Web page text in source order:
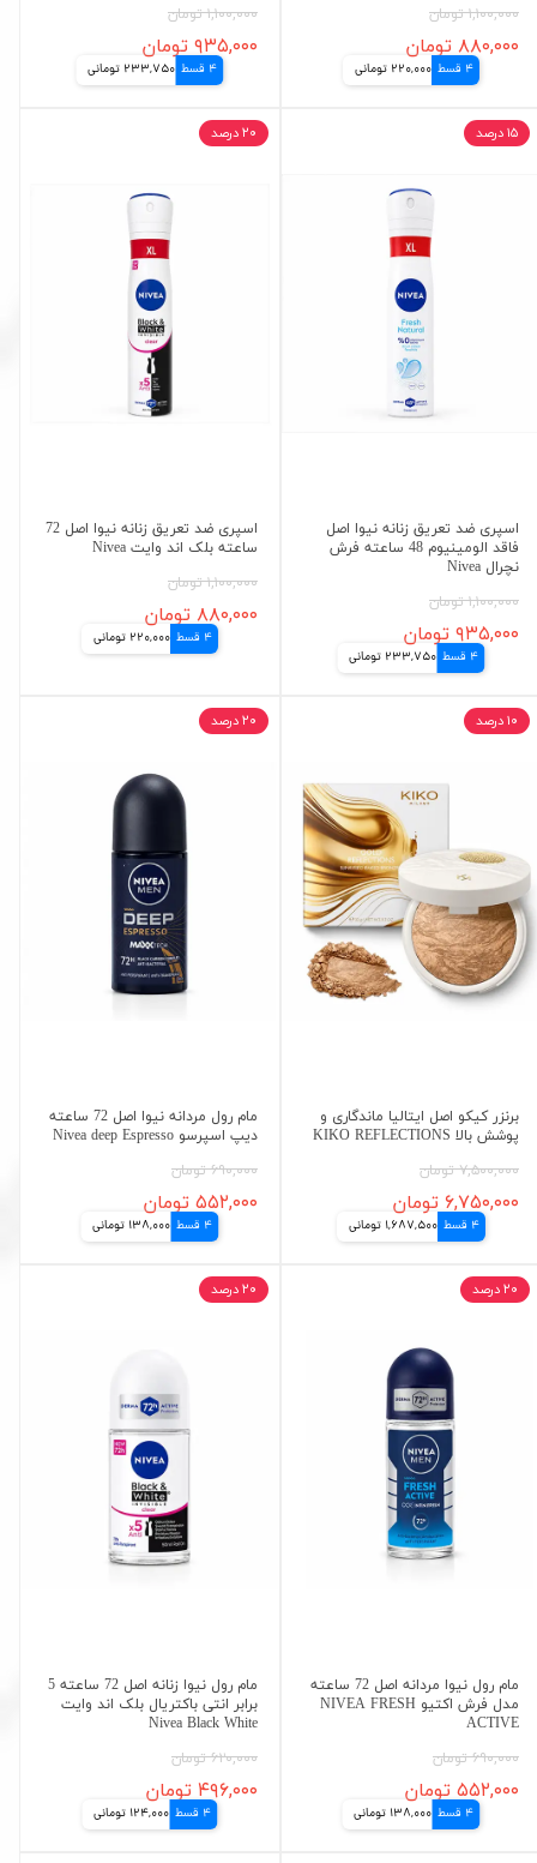
۱,۱۰۰,۰۰۰ تومان
۸۸۰,۰۰۰ تومان
4 قسط 220,000 تومانی
۱,۱۰۰,۰۰۰ تومان
۹۳۵,۰۰۰ تومان
4 قسط 233,750 تومانی
اسپری ضد تعریق زنانه نیوا اصل
فاقد الومینیوم 48 ساعته فرش
نچرال Nivea
۱,۱۰۰,۰۰۰ تومان
۹۳۵,۰۰۰ تومان
4 قسط 233,750 تومانی
۱۵ درصد
اسپری ضد تعریق زنانه نیوا اصل 72
ساعته بلک اند وایت Nivea
۱,۱۰۰,۰۰۰ تومان
۸۸۰,۰۰۰ تومان
4 قسط 220,000 تومانی
۲۰ درصد
برنزر کیکو اصل ایتالیا ماندگاری و
پوشش بالا KIKO REFLECTIONS
۷,۵۰۰,۰۰۰ تومان
۶,۷۵۰,۰۰۰ تومان
4 قسط 1,687,500 تومانی
۱۰ درصد
مام رول مردانه نیوا اصل 72 ساعته
دیپ اسپرسو Nivea deep Espresso
۶۹۰,۰۰۰ تومان
۵۵۲,۰۰۰ تومان
4 قسط 138,000 تومانی
۲۰ درصد
مام رول نیوا مردانه اصل 72 ساعته
مدل فرش اکتیو NIVEA FRESH
ACTIVE
۶۹۰,۰۰۰ تومان
۵۵۲,۰۰۰ تومان
4 قسط 138,000 تومانی
۲۰ درصد
مام رول نیوا زنانه اصل 72 ساعته 5
برابر انتی باکتریال بلک اند وایت
Nivea Black White
۶۲۰,۰۰۰ تومان
۴۹۶,۰۰۰ تومان
4 قسط 124,000 تومانی
۲۰ درصد